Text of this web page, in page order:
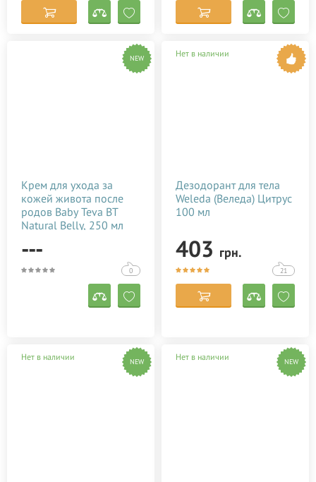
NEW
Крем для ухода за
кожей живота после
родов Baby Teva BT
Natural Belly, 250 мл
---
0
Нет в наличии
Дезодорант для тела
Weleda (Веледа) Цитрус
100 мл
403 грн.
21
Нет в наличии NEW Нет в наличии NEW